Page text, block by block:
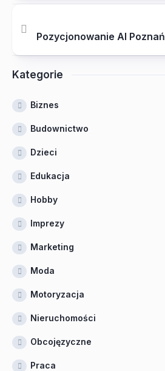
Pozycjonowanie AI Poznań
Kategorie
Biznes
Budownictwo
Dzieci
Edukacja
Hobby
Imprezy
Marketing
Moda
Motoryzacja
Nieruchomości
Obcojęzyczne
Praca